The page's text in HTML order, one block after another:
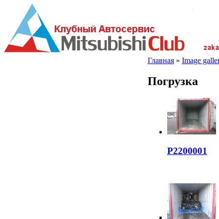
Главная » Image
Погрузка
P2200001